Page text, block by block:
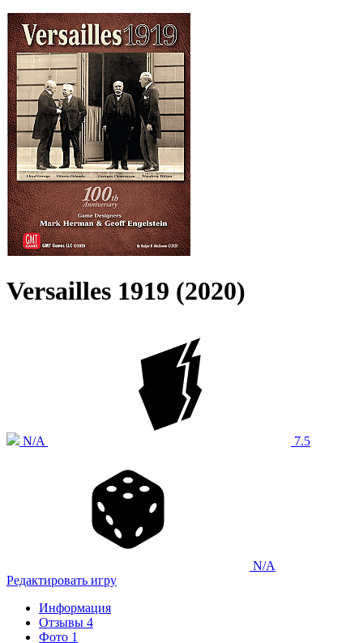
Versailles 1919 (2020)
N/A 7.5
N/A
Редактировать игру
Информация
Отзывы 4
Фото 1